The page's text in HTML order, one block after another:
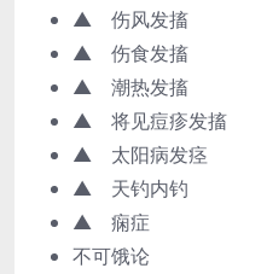
▲ 伤风发搐
▲ 伤食发搐
▲ 潮热发搐
▲ 将见痘疹发搐
▲ 太阳病发痉
▲ 天钓内钓
▲ 痫症
不可饿论